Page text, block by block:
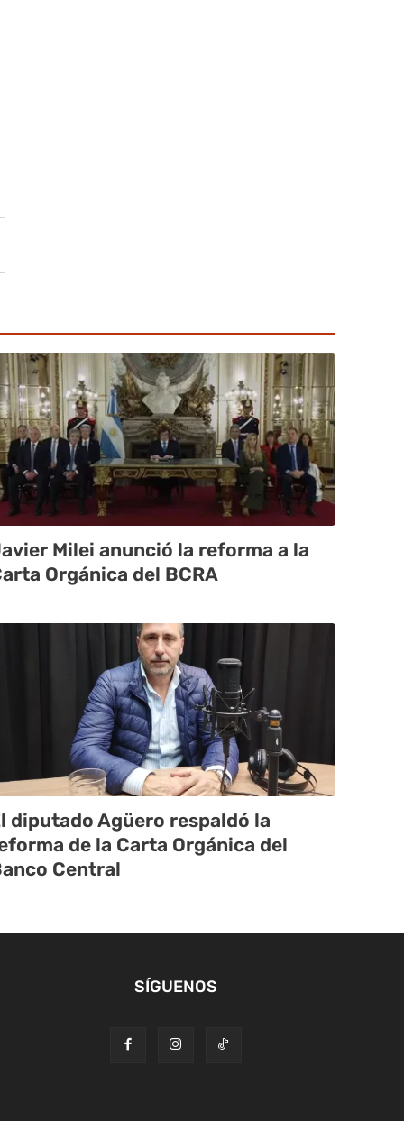
Milei anunció la reforma a la
Orgánica del BCRA
diputado Agüero respaldó la
de la Carta Orgánica del
Central
SÍGUENOS